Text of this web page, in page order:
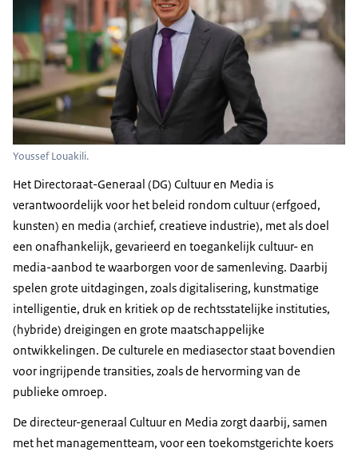
Youssef Louakili.
Het Directoraat-Generaal (DG) Cultuur en Media is
verantwoordelijk voor het beleid rondom cultuur (erfgoed,
kunsten) en media (archief, creatieve industrie), met als doel
een onafhankelijk, gevarieerd en toegankelijk cultuur- en
media-aanbod te waarborgen voor de samenleving. Daarbij
spelen grote uitdagingen, zoals digitalisering, kunstmatige
intelligentie, druk en kritiek op de rechtsstatelijke instituties,
(hybride) dreigingen en grote maatschappelijke
ontwikkelingen. De culturele en mediasector staat bovendien
voor ingrijpende transities, zoals de hervorming van de
publieke omroep.
De directeur-generaal Cultuur en Media zorgt daarbij, samen
met het managementteam, voor een toekomstgerichte koers